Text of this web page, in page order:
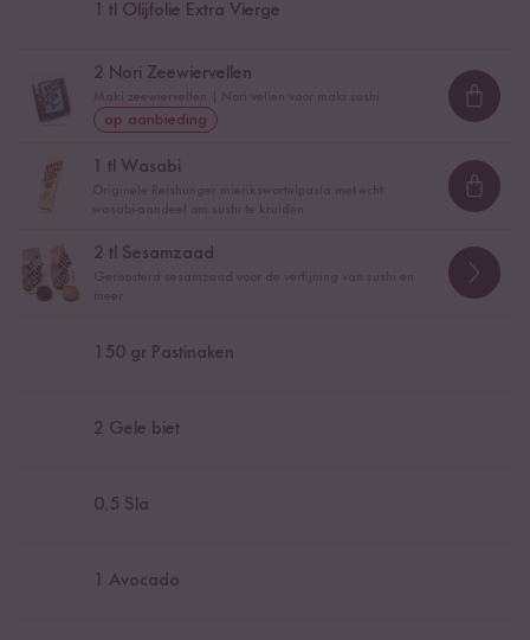
1 tl Olijfolie Extra Vierge
2 Nori Zeewiervellen
op aanbieding
tl Wasabi
2 tl Sesamzaad
150 gr Pastinaken
2 Gele biet
0,5 Sla
1 Avocado